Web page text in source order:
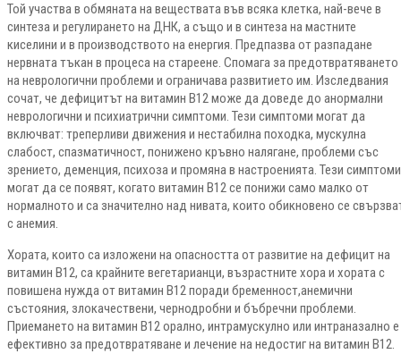
Той участва в обмяната на веществата във всяка клетка, най-вече в
синтеза и регулирането на ДНК, а също и в синтеза на мастните
киселини и в производството на енергия. Предпазва от разпадане
нервната тъкан в процеса на стареене. Спомага за предотвратяването
на неврологични проблеми и ограничава развитието им. Изследвания
сочат, че дефицитът на витамин В12 може да доведе до анормални
неврологични и психиатрични симптоми. Тези симптоми могат да
включват: треперливи движения и нестабилна походка, мускулна
слабост, спазматичност, понижено кръвно налягане, проблеми със
зрението, деменция, психоза и промяна в настроенията. Тези симптоми
могат да се появят, когато витамин В12 се понижи само малко от
нормалното и са значително над нивата, които обикновено се
с анемия.
Хората, които са изложени на опасността от развитие на дефицит на
витамин В12, са крайните вегетарианци, възрастните хора и хората с
повишена нужда от витамин В12 поради бременност,анемични
състояния, злокачествени, чернодробни и бъбречни проблеми.
Приемането на витамин В12 орално, интрамускулно или интраназално е
ефективно за предотвратяване и лечение на недостиг на витамин В12.